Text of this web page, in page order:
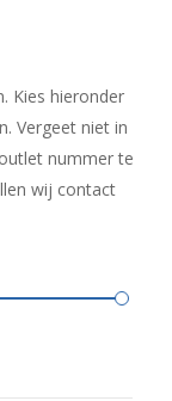
Kies hieronder
Vergeet niet in
nummer te
wij contact